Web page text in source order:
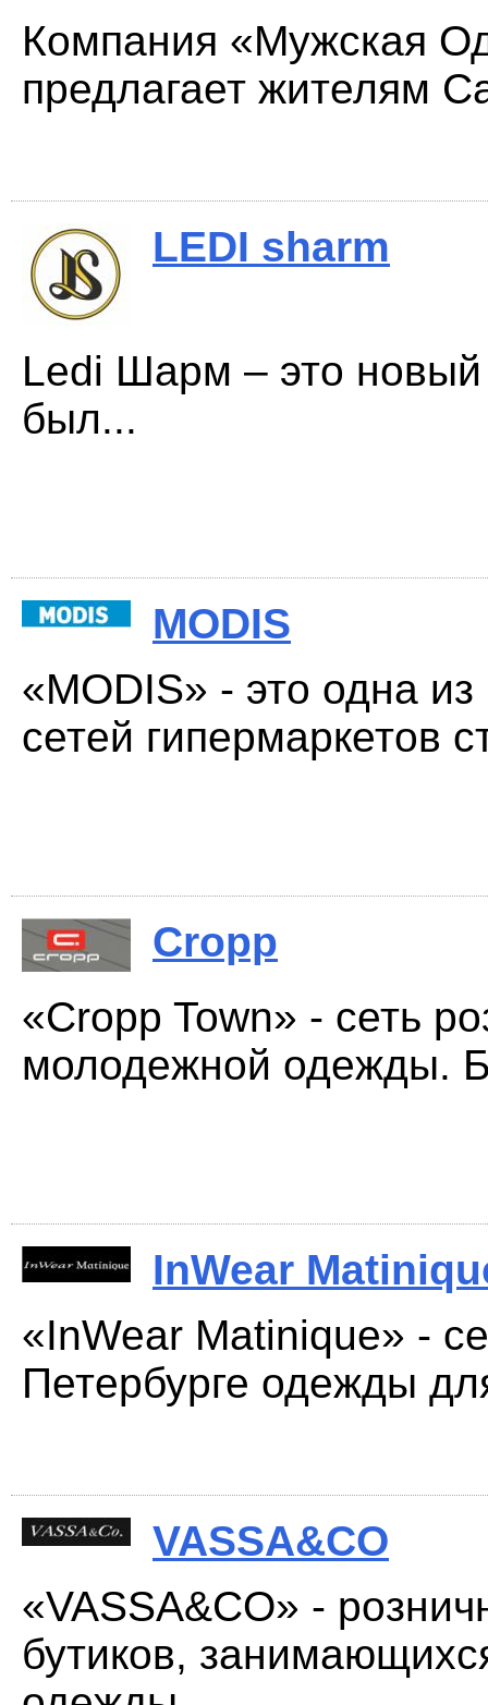
Компания «Мужская
предлагает жителям
LEDI sharm
Ledi Шарм – это
был...
MODIS
«MODIS» - это одна
сетей гипермаркетов
Cropp
«Cropp Town» - сеть
молодежной одежды.
InWear
«InWear Matinique» -
Петербурге одежды
VASSA&CO
«VASSA&CO» -
бутиков,